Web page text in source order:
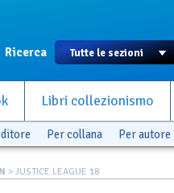
Ricerca
Libri collezionismo
Per collana Per autore
> JUSTICE LEAGUE 18